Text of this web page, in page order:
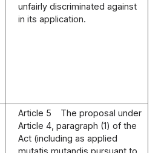
unfairly discriminated against
in its application.
Article 5
The proposal under
Article 4, paragraph (1) of the
Act (including as applied
mutatis mutandis pursuant to